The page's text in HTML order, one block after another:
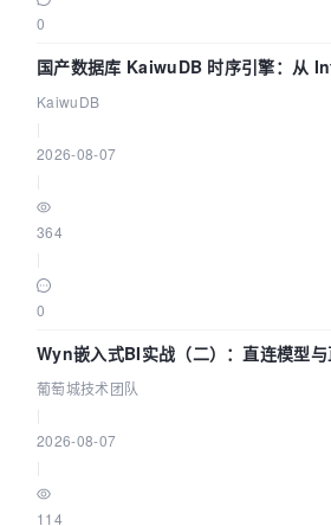
0
国产数据库 KaiwuDB 时序引擎：从
技术路径
KaiwuDB
2026-08-07
364
0
Wyn嵌入式BI实战（二）：直连模型
参数为什么不生效？| 葡萄城技术团队
葡萄城技术团队
2026-08-07
114